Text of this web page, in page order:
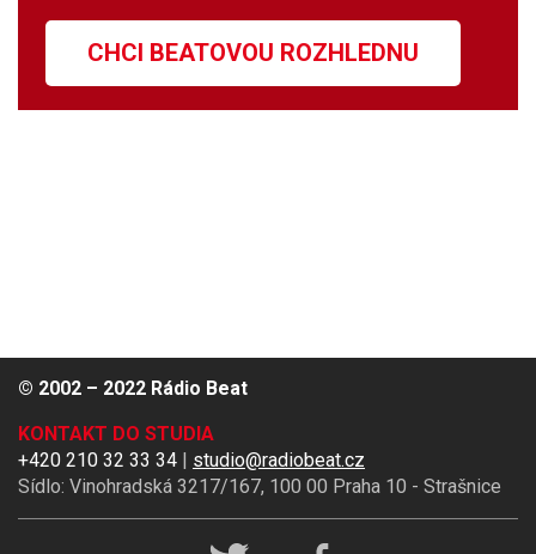
CHCI BEATOVOU ROZHLEDNU
© 2002 – 2022 Rádio Beat
KONTAKT DO STUDIA
+420 210 32 33 34 | studio@radiobeat.cz
Sídlo: Vinohradská 3217/167, 100 00 Praha 10 - Strašnice